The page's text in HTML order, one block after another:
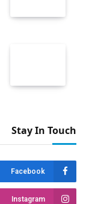
Stay In Touch
Facebook
Instagram